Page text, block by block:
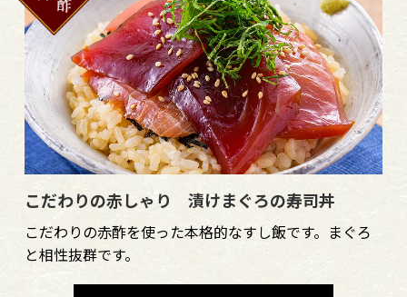
こだわりの赤しゃり 漬けまぐろの寿司丼
こだわりの赤酢を使った本格的なすし飯です。まぐろ
と相性抜群です。